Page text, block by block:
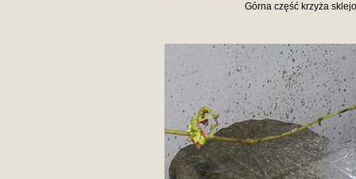
Górna część krzyża